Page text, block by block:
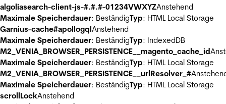
algoliasearch-client-js-#.#.#-01234VWXYZAnstehend
Maximale Speicherdauer: BeständigTyp: HTML Local Storage
Garnius-cache#apollogqlAnstehend
Maximale Speicherdauer: BeständigTyp: IndexedDB
M2_VENIA_BROWSER_PERSISTENCE__magento_cache_id
Maximale Speicherdauer: BeständigTyp: HTML Local Storage
M2_VENIA_BROWSER_PERSISTENCE__urlResolver_#
Maximale Speicherdauer: BeständigTyp: HTML Local Storage
scrollLockAnstehend